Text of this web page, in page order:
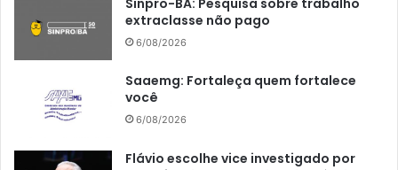
extraclasse não pago
6/08/2026
Saaemg: Fortaleça quem fortalece
você
6/08/2026
Flávio escolhe vice investigado por